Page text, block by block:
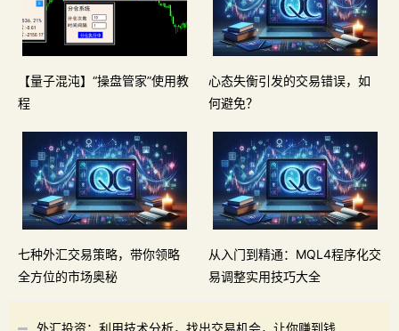
【量子混沌】“操盘管家”使用教
程
心态失衡引发的交易错误，如
何避免？
七种外汇交易策略，带你领略
全方位的市场奥秘
从入门到精通：MQL4程序化交
易调整实用技巧大全
外汇投资：利用技术分析，找出交易机会，让你赚到钱